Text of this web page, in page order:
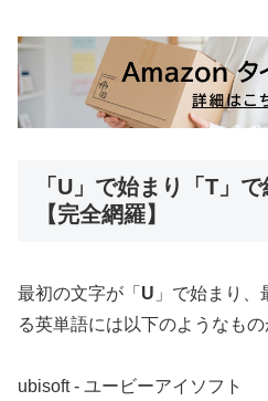
「U」で始まり「T」
【完全網羅】
最初の文字が「 U 」で始まり、
る英単語には以下のようなもの
ubisoft ‐ ユービーアイソフト